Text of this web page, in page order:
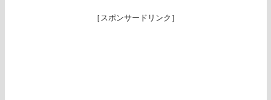
［スポンサードリンク］